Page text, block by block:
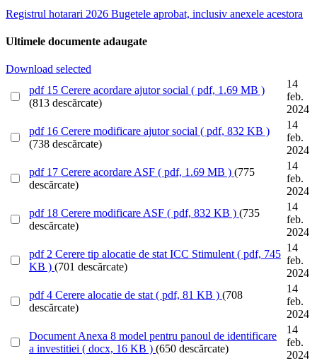
Registrul hotarari 2026 Bugetele aprobat, inclusiv anexele acestora
Ultimele documente adaugate
Download selected
pdf 15 Cerere acordare ajutor social ( pdf, 1.69 MB )
(813 descărcate)
14
feb.
2024
pdf 16 Cerere modificare ajutor social ( pdf, 832 KB )
(738 descărcate)
14
feb.
2024
pdf 17 Cerere acordare ASF ( pdf, 1.69 MB ) (775
descărcate)
14
feb.
2024
pdf 18 Cerere modificare ASF ( pdf, 832 KB ) (735
descărcate)
14
feb.
2024
pdf 2 Cerere tip alocatie de stat ICC Stimulent ( pdf, 745
KB ) (701 descărcate)
14
feb.
2024
pdf 4 Cerere alocatie de stat ( pdf, 81 KB ) (708
descărcate)
14
feb.
2024
Document Anexa 8 model pentru panoul de identificare
a investitiei ( docx, 16 KB ) (650 descărcate)
14
feb.
2024